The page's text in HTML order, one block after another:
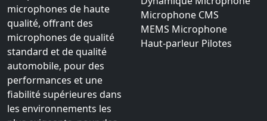
microphones de haute
qualité, offrant des
microphones de qualité
standard et de qualité
automobile, pour des
performances et une
fiabilité supérieures dans
les environnements les
Microphone CMS
MEMS Microphone
Haut-parleur Pilotes